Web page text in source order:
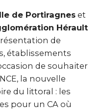
de Portiragnes et
Hérault
de
établissements
de souhaiter
la nouvelle
du littoral : les
pour un CA où